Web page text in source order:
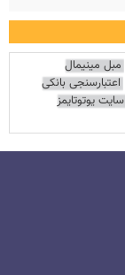
مبل مینیمال
اعتبارسنجی بانکی
سایت یوتوتایمز